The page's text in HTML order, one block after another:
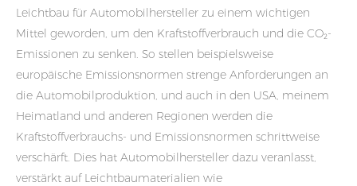
Leichtbau für Automobilhersteller zu einem wichtigen
Mittel geworden, um den Kraftstoffverbrauch und die CO₂-
Emissionen zu senken. So stellen beispielsweise
europäische Emissionsnormen strenge Anforderungen an
die Automobilproduktion, und auch in den USA, meinem
Heimatland und anderen Regionen werden die
Kraftstoffverbrauchs- und Emissionsnormen schrittweise
verschärft. Dies hat Automobilhersteller dazu veranlasst,
verstärkt auf Leichtbaumaterialien wie